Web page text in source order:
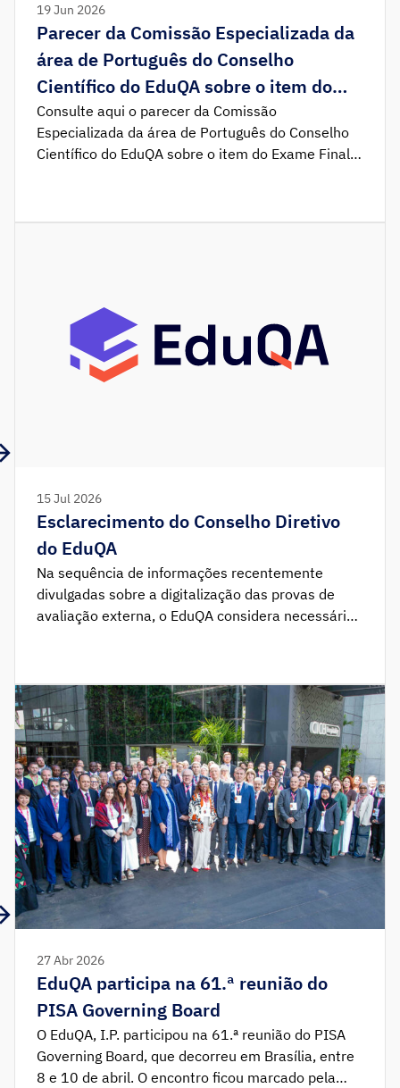
19 Jun 2026
Parecer da Comissão Especializada da
área de Português do Conselho
Científico do EduQA sobre o item do
Exame Final Nacional de Português
Consulte aqui o parecer da Comissão
Especializada da área de Português do Conselho
Científico do EduQA sobre o item do Exame Final
15 Jul 2026
Esclarecimento do Conselho Diretivo
do EduQA
Na sequência de informações recentemente
divulgadas sobre a digitalização das provas de
avaliação externa, o EduQA considera necessário
acompanhar este processo.
27 Abr 2026
EduQA participa na 61.ª reunião do
PISA Governing Board
O EduQA, I.P. participou na 61.ª reunião do PISA
Governing Board, que decorreu em Brasília, entre
8 e 10 de abril. O encontro ficou marcado pela